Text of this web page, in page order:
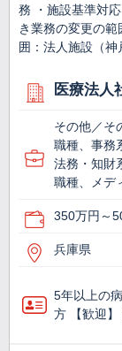
務 ・施設基準対
き業務の変更の
囲：法人施設（
医療法人
その他／そ
職種、事務
法務・知財
職種、メデ
350万円～
兵庫県
5年以上の
方 【歓迎